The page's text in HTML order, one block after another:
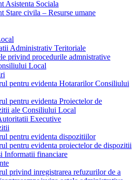
Asistenta Sociala
Stare civila – Resurse umane
Administrativ Teritoriale
privind procedurile admnistrative
Local
pentru evidenta Hotararilor Consiliului
pentru evidenta Proiectelor de
ale Consiliului Local
Executive
pentru evidenta dispozitiilor
pentru evidenta proiectelor de dispozitii
Informatii financiare
privind inregistrarea refuzurilor de a